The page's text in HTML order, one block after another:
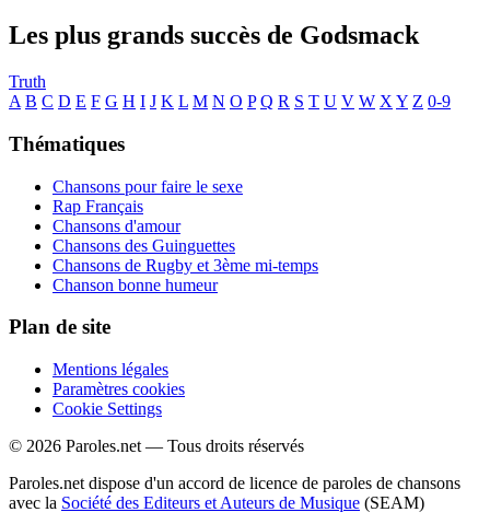
Les plus grands succès de Godsmack
Truth
A B C D E F G H I J K L M N O P Q R S T U V W X Y Z 0-9
Thématiques
Chansons pour faire le sexe
Rap Français
Chansons d'amour
Chansons des Guinguettes
Chansons de Rugby et 3ème mi-temps
Chanson bonne humeur
Plan de site
Mentions légales
Paramètres cookies
Cookie Settings
© 2026 Paroles.net — Tous droits réservés
Paroles.net dispose d'un accord de licence de paroles de chansons
avec la Société des Editeurs et Auteurs de Musique (SEAM)